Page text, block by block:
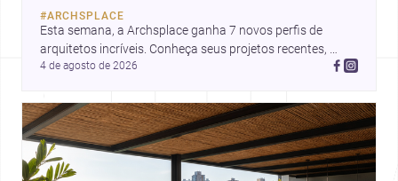
#ARCHSPLACE
Esta semana, a Archsplace ganha 7 novos perfis de
arquitetos incríveis. Conheça seus projetos recentes,
inspire-se com seus trabalhos e descubra talentos que
4 de agosto de 2026